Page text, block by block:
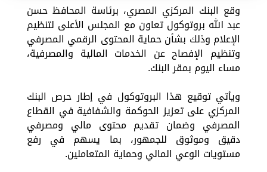
وقع البنك المركزي المصري، برئاسة المحافظ حسن
عبد الله بروتوكول تعاون مع المجلس الأعلى لتنظيم
الإعلام وذلك بشأن حماية المحتوى الرقمي المصرفي
وتنظيم الإفصاح عن الخدمات المالية والمصرفية،
مساء اليوم بمقر البنك.
ويأتي توقيع هذا البروتوكول في إطار حرص البنك
المركزي على تعزيز الحوكمة والشفافية في القطاع
المصرفي وضمان تقديم محتوى مالي ومصرفي
دقيق وموثوق للجمهور، بما يسهم في رفع
مستويات الوعي المالي وحماية المتعاملين.